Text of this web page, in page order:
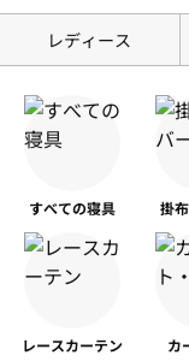
レディース
すべての寝具 掛
レースカーテン
カ